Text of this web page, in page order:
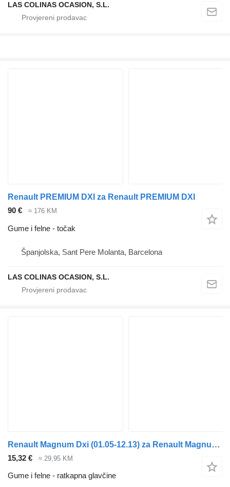
LAS COLINAS OCASION, S.L.
Renault PREMIUM DXI za Renault PREMIUM DXI
90 €
≈ 176 KM
Gume i felne - točak
Španjolska, Sant Pere Molanta, Barcelona
LAS COLINAS OCASION, S.L.
Renault Magnum Dxi (01.05-12.13) za Renault Magnum (1990-2014)
15,32 € ≈ 29,95 KM
Gume i felne - ratkapna glavčine